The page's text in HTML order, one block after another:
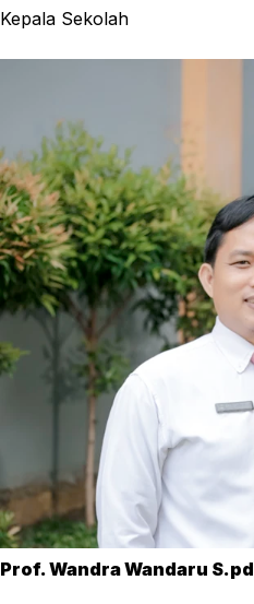
Kepala Sekolah
Prof. Wandra Wandaru S.pd